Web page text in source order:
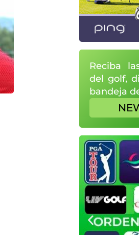
Reciba
del golf,
bandeja